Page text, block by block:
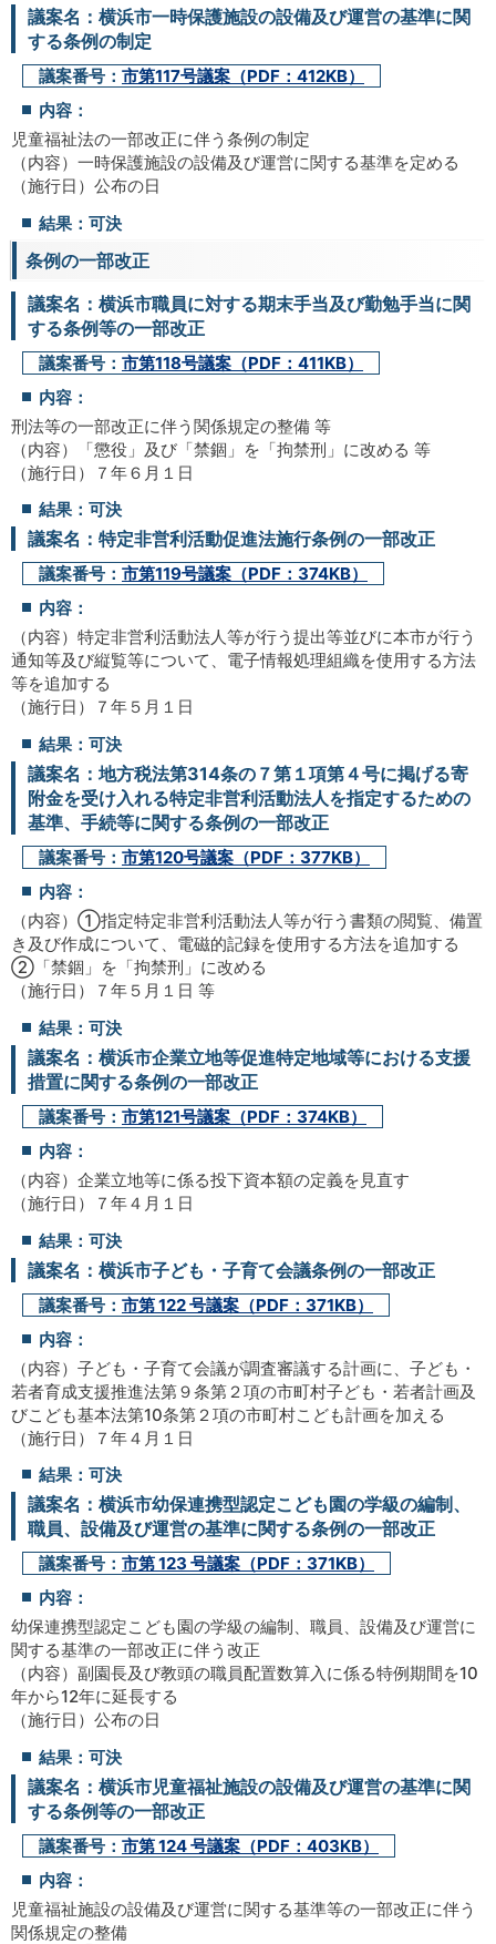
議案名：横浜市一時保護施設の設備及び運営の基準に関
する条例の制定
議案番号： 市第117号議案（PDF：412KB）
内容：
児童福祉法の一部改正に伴う条例の制定
（内容）一時保護施設の設備及び運営に関する基準を定める
（施行日）公布の日
結果：可決
条例の一部改正
議案名：横浜市職員に対する期末手当及び勤勉手当に関
する条例等の一部改正
議案番号： 市第118号議案（PDF：411KB）
内容：
刑法等の一部改正に伴う関係規定の整備 等
（内容）「懲役」及び「禁錮」を「拘禁刑」に改める 等
（施行日）７年６月１日
結果：可決
議案名：特定非営利活動促進法施行条例の一部改正
議案番号： 市第119号議案（PDF：374KB）
内容：
（内容）特定非営利活動法人等が行う提出等並びに本市が行う
通知等及び縦覧等について、電子情報処理組織を使用する方法
等を追加する
（施行日）７年５月１日
結果：可決
議案名：地方税法第314条の７第１項第４号に掲げる寄
附金を受け入れる特定非営利活動法人を指定するための
基準、手続等に関する条例の一部改正
議案番号： 市第120号議案（PDF：377KB）
内容：
（内容）①指定特定非営利活動法人等が行う書類の閲覧、備置
き及び作成について、電磁的記録を使用する方法を追加する
②「禁錮」を「拘禁刑」に改める
（施行日）７年５月１日 等
結果：可決
議案名：横浜市企業立地等促進特定地域等における支援
措置に関する条例の一部改正
議案番号： 市第121号議案（PDF：374KB）
内容：
（内容）企業立地等に係る投下資本額の定義を見直す
（施行日）７年４月１日
結果：可決
議案名：横浜市子ども・子育て会議条例の一部改正
議案番号： 市第 122 号議案（PDF：371KB）
内容：
（内容）子ども・子育て会議が調査審議する計画に、子ども・
若者育成支援推進法第９条第２項の市町村子ども・若者計画及
びこども基本法第10条第２項の市町村こども計画を加える
（施行日）７年４月１日
結果：可決
議案名：横浜市幼保連携型認定こども園の学級の編制、
職員、設備及び運営の基準に関する条例の一部改正
議案番号： 市第 123 号議案（PDF：371KB）
内容：
幼保連携型認定こども園の学級の編制、職員、設備及び運営に
関する基準の一部改正に伴う改正
（内容）副園長及び教頭の職員配置数算入に係る特例期間を10
年から12年に延長する
（施行日）公布の日
結果：可決
議案名：横浜市児童福祉施設の設備及び運営の基準に関
する条例等の一部改正
議案番号： 市第 124 号議案（PDF：403KB）
内容：
児童福祉施設の設備及び運営に関する基準等の一部改正に伴う
関係規定の整備